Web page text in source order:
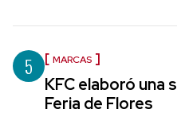
5 MARCAS
KFC elaboró una
Feria de Flores